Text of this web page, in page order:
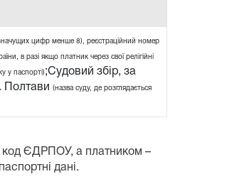
цифр менше 8), реєстраційний номер
в разі якщо платник через свої релігійні
у паспорті) ;Судовий збір, за
Полтави (назва суду, де розглядається
код ЄДРПОУ, а платником –
дані.